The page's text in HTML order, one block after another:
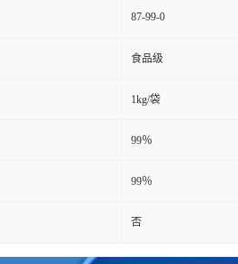
87-99-0
食品级
1kg/袋
99％
99％
否